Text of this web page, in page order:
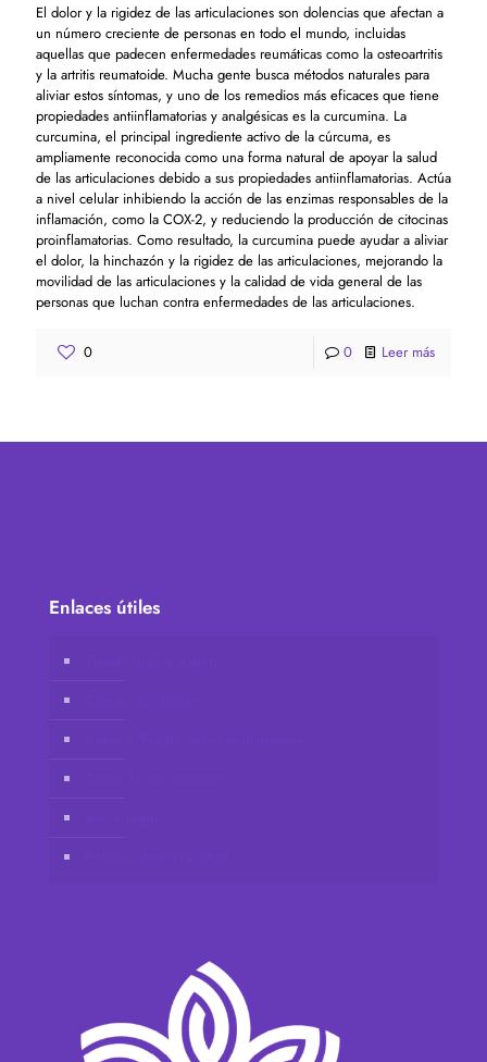
El dolor y la rigidez de las articulaciones son dolencias que afectan a
un número creciente de personas en todo el mundo, incluidas
aquellas que padecen enfermedades reumáticas como la osteoartritis
y la artritis reumatoide. Mucha gente busca métodos naturales para
aliviar estos síntomas, y uno de los remedios más eficaces que tiene
propiedades antiinflamatorias y analgésicas es la curcumina. La
curcumina, el principal ingrediente activo de la cúrcuma, es
ampliamente reconocida como una forma natural de apoyar la salud
de las articulaciones debido a sus propiedades antiinflamatorias. Actúa
a nivel celular inhibiendo la acción de las enzimas responsables de la
inflamación, como la COX-2, y reduciendo la producción de citocinas
proinflamatorias. Como resultado, la curcumina puede ayudar a aliviar
el dolor, la hinchazón y la rigidez de las articulaciones, mejorando la
movilidad de las articulaciones y la calidad de vida general de las
personas que luchan contra enfermedades de las articulaciones.
0 0 Leer más
Enlaces útiles